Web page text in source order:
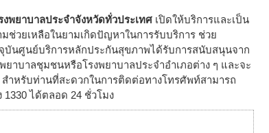
พยาบาลประจำจังหวัดทั่วประเทศ เปิดให้บริการและเป็น
ช่วยเหลือในยามเกิดปัญหาในการรับบริการ ช่วย
นศูนย์บริการหลักประกันสุขภาพได้รับการสนับสนุนจาก
าบาลชุมชนหรือโรงพยาบาลประจำอำเภอต่าง ๆ และจะ
ำหรับท่านที่สะดวกในการติดต่อทางโทรศัพท์สามารถ
ได้ตลอด 24 ชั่วโมง